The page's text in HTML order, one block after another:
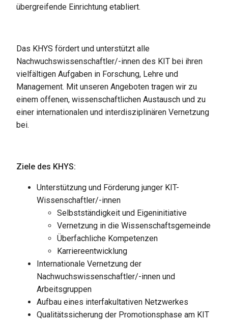
übergreifende Einrichtung etabliert.
Das KHYS fördert und unterstützt alle
Nachwuchswissenschaftler/-innen des KIT bei ihren
vielfältigen Aufgaben in Forschung, Lehre und
Management. Mit unseren Angeboten tragen wir zu
einem offenen, wissenschaftlichen Austausch und zu
einer internationalen und interdisziplinären Vernetzung
bei.
Ziele des KHYS:
Unterstützung und Förderung junger KIT-
Wissenschaftler/-innen
Selbstständigkeit und Eigeninitiative
Vernetzung in die Wissenschaftsgemeinde
Überfachliche Kompetenzen
Karriereentwicklung
Internationale Vernetzung der
Nachwuchswissenschaftler/-innen und
Arbeitsgruppen
Aufbau eines interfakultativen Netzwerkes
Qualitätssicherung der Promotionsphase am KIT